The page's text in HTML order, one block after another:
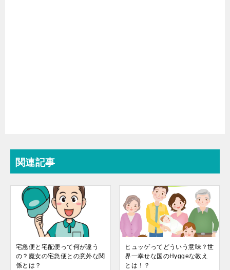
関連記事
宅急便と宅配便って何が違う
の？魔女の宅急便との意外な関
係とは？
ヒュッゲってどういう意味？世
界一幸せな国のHyggeな教え
とは！？